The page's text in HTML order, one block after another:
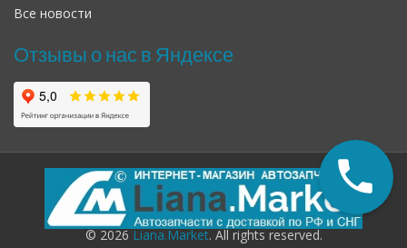
Все новости
Отзывы о нас в Яндексе
© 2026Liana.Market. All rights reserved.